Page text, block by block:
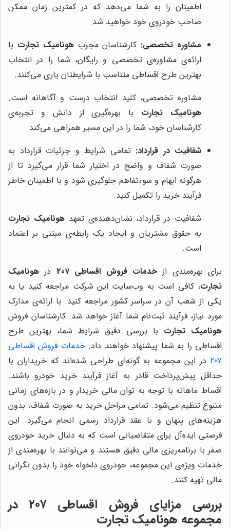
اطمینان را به شما می‌دهد که در کمترین زمان ممکن
صاحب خودروی خود خواهید شد.
مشاوره تخصصی: کارشناسان مجربهونامیک تجارت با
ارائه‌ی مشاوره‌ی تخصصی و رایگان، شما را در انتخاب
بهترین طرح اقساطی متناسب با شرایطتان یاری می‌کنند.
مشاوره تخصصی، کلید انتخاب درست و آگاهانه است.
هونامیک تجارت با بهره‌گیری از دانش و تجربه‌ی
کارشناسان خود، شما را در این مسیر همراهی می‌کند.
شفافیت در قرارداد: تمامی شرایط و جزئیات قرارداد به
صورت شفاف و واضح در اختیار شما قرار می‌گیرد تا از
هرگونه ابهام و سوءتفاهم جلوگیری شود و با اطمینان خاطر
فرآیند خرید را تکمیل کنید.
شفافیت در قرارداد، نشان‌دهنده‌ی تعهدهونامیک تجارت
به حقوق مشتریان و ایجاد یک رابطه‌ی مبتنی بر اعتماد
است.
برای بهره‌مندی ازخدمات فروش اقساطی 207 در هونامیک
تجارت، کافی است به وب‌سایت این شرکت مراجعه کنید یا به
یکی از شعب آن در سراسر کشور مراجعه کنید. با ارائه‌ی مدارک
مورد نیاز، فرآیند ثبت‌نام شما آغاز خواهد شد. کارشناسان فروش
هونامیک تجارت با بررسی دقیق شرایط شما، بهترین طرح
اقساطی را به شما پیشنهاد خواهند داد.خدمات فروش اقساطی
207 در این مجموعه به گونه‌ای طراحی شده‌اند که خریداران با
حداقل پیش‌پرداخت قادر به آغاز فرآیند خرید خودرو باشند.
اقساط ماهانه با توجه به توان مالی خریدار و در بازه‌های زمانی
متنوع تنظیم می‌شود. تمامی مراحل خرید به صورت شفاف، بدون
هزینه‌های پنهان و با عقد قرارداد رسمی انجام می‌گیرد. این
فرصتی ایده‌آل برای متقاضیانی است که به دنبال خرید خودروی
صفر با برنامه‌ریزی مالی دقیق هستند و می‌توانند با بهره‌مندی از
خدمات ویژه‌ی این مجموعه، خودروی دلخواه خود را بدون نگرانی
مالی تهیه کنند.
بررسی مزایای فروش اقساطی ۲۰۷ در
مجموعه هونامیک تجارت